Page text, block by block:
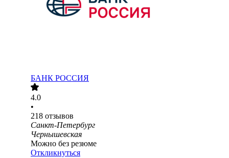
БАНК РОССИЯ
4.0
•
218 отзывов
Санкт-Петербург
Чернышевская
Можно без резюме
Откликнуться